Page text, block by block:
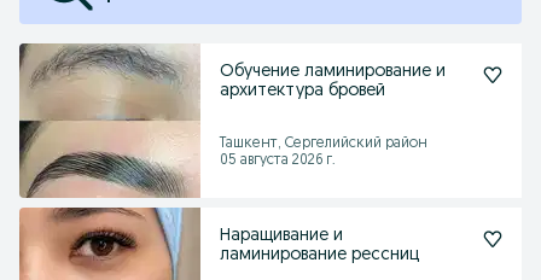
Обучение ламинирование и
архитектура бровей
Ташкент, Сергелийский район
05 августа 2026 г.
Наращивание и
ламинирование рессниц